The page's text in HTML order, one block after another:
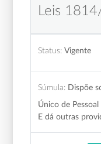
Leis
Status: Vigente
Súmula: Dispõe
Único de
E dá outras